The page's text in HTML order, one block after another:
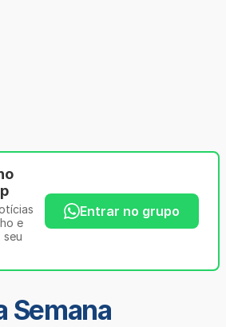
e
seu
Entrar no grupo
Semana